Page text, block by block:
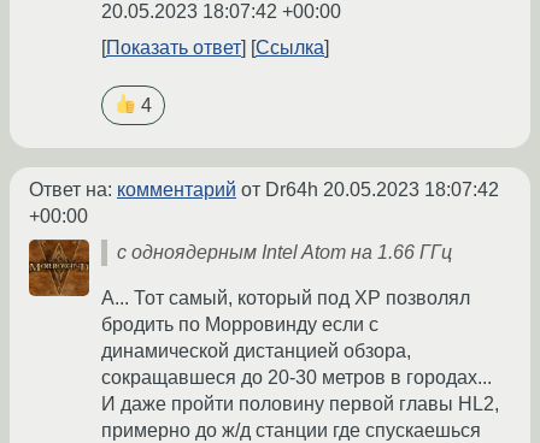
20.05.2023 18:07:42 +00:00
Показать ответ
Ссылка
4
Ответ на: комментарий от Dr64h 20.05.2023 18:07:42
+00:00
с одноядерным Intel Atom на 1.66 ГГц
А... Тот самый, который под ХР позволял
бродить по Морровинду если с
динамической дистанцией обзора,
сокращавшеся до 20-30 метров в городах...
И даже пройти половину первой главы HL2,
примерно до ж/д станции где спускаешься